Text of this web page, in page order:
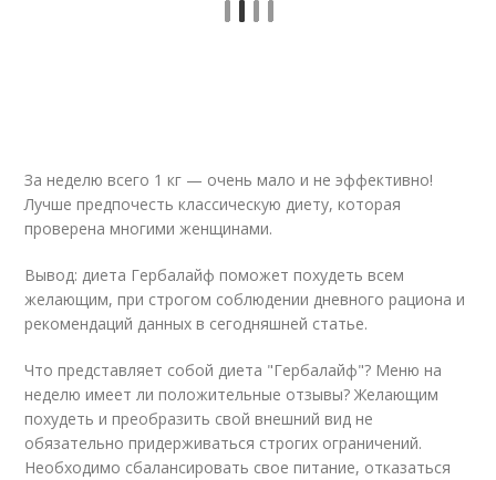
За неделю всего 1 кг — очень мало и не эффективно!
Лучше предпочесть классическую диету, которая
проверена многими женщинами.
Вывод: диета Гербалайф поможет похудеть всем
желающим, при строгом соблюдении дневного рациона и
рекомендаций данных в сегодняшней статье.
Что представляет собой диета "Гербалайф"? Меню на
неделю имеет ли положительные отзывы? Желающим
похудеть и преобразить свой внешний вид не
обязательно придерживаться строгих ограничений.
Необходимо сбалансировать свое питание, отказаться